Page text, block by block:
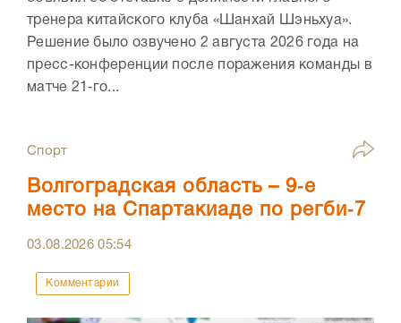
тренера китайского клуба «Шанхай Шэньхуа».
Решение было озвучено 2 августа 2026 года на
пресс-конференции после поражения команды в
матче 21‑го...
Спорт
Волгоградская область – 9‑е
место на Спартакиаде по регби‑7
03.08.202605:54
Комментарии